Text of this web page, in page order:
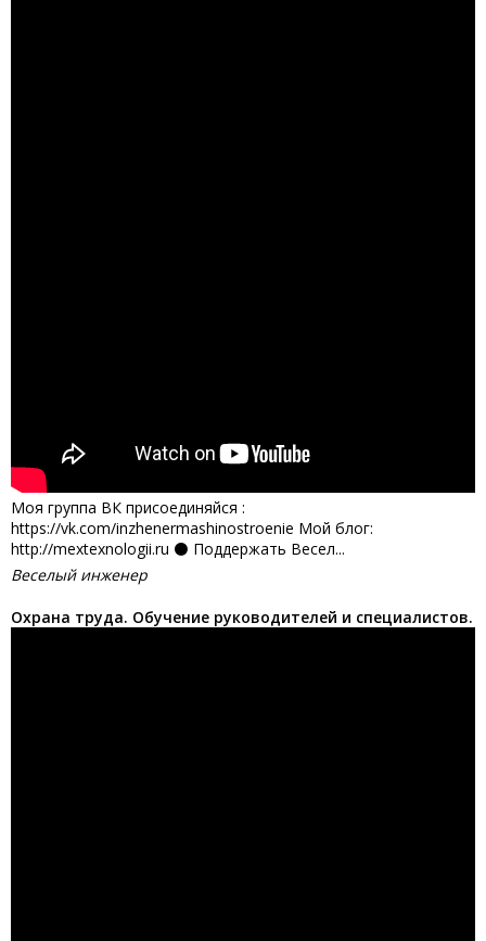
Моя группа ВК присоединяйся :
https://vk.com/inzhenermashinostroenie Мой блог:
http://mextexnologii.ru ⚫ Поддержать Весел...
Веселый инженер
Охрана труда. Обучение руководителей и специалистов.